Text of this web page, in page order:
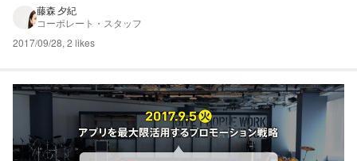
の向上を目的に、「給与水準の引き上げ」「テレワーク環境の整備・
藤森 夕紀
コーポレート・スタッフ
2017/09/28, 2 likes